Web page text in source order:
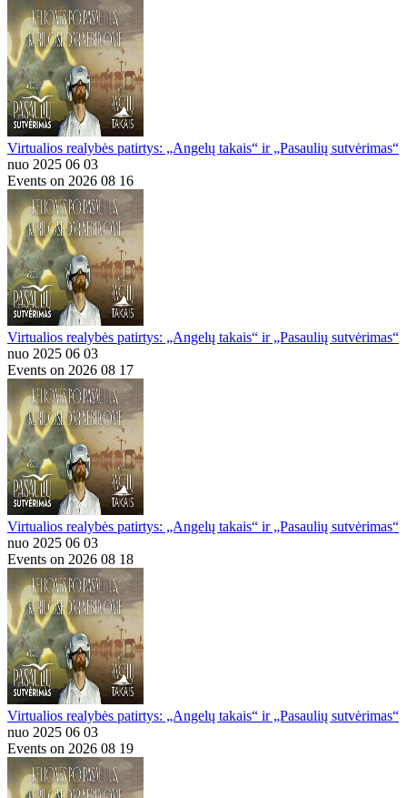
Virtualios realybės patirtys: „Angelų takais“ ir „Pasaulių sutvėrimas“
nuo 2025 06 03
Events on 2026 08 16
Virtualios realybės patirtys: „Angelų takais“ ir „Pasaulių sutvėrimas“
nuo 2025 06 03
Events on 2026 08 17
Virtualios realybės patirtys: „Angelų takais“ ir „Pasaulių sutvėrimas“
nuo 2025 06 03
Events on 2026 08 18
Virtualios realybės patirtys: „Angelų takais“ ir „Pasaulių sutvėrimas“
nuo 2025 06 03
Events on 2026 08 19